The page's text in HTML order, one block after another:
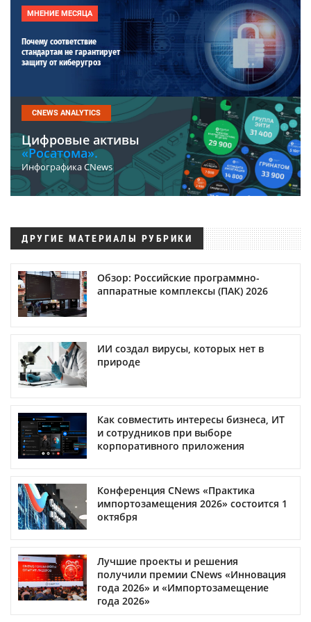
МНЕНИЕ МЕСЯЦА
Почему соответствие
стандартам не гарантирует
защиту от киберугроз
CNEWS ANALYTICS
Цифровые активы
«Росатома».
Инфографика CNews
ДРУГИЕ МАТЕРИАЛЫ РУБРИКИ
Обзор: Российские программно-
аппаратные комплексы (ПАК) 2026
ИИ создал вирусы, которых нет в
природе
Как совместить интересы бизнеса, ИТ
и сотрудников при выборе
корпоративного приложения
Конференция CNews «Практика
импортозамещения 2026» состоится 1
октября
Лучшие проекты и решения
получили премии CNews «Инновация
года 2026» и «Импортозамещение
года 2026»